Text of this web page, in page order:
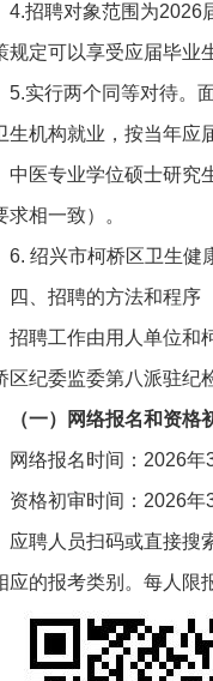
4.招聘对象范围为2026
规定可以享受应届毕业
5.实行两个同等对待。
生机构就业，按当年应
中医专业学位硕士研究
求相一致）。
6. 绍兴市柯桥区卫生健
四、招聘的方法和程序
招聘工作由用人单位和
区纪委监委第八派驻纪
（一）网络报名和资格
网络报名时间：2026
资格初审时间：2026
应聘人员扫码或直接搜
应的报考类别。每人限